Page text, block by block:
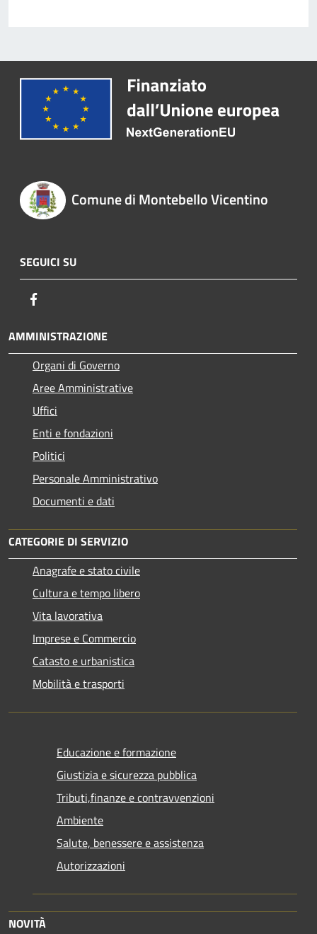
Comune di Montebello Vicentino
SEGUICI SU
AMMINISTRAZIONE
Organi di Governo
Aree Amministrative
Uffici
Enti e fondazioni
Politici
Personale Amministrativo
Documenti e dati
CATEGORIE DI SERVIZIO
Anagrafe e stato civile
Cultura e tempo libero
Vita lavorativa
Imprese e Commercio
Catasto e urbanistica
Mobilità e trasporti
Educazione e formazione
Giustizia e sicurezza pubblica
Tributi,finanze e contravvenzioni
Ambiente
Salute, benessere e assistenza
Autorizzazioni
NOVITÀ